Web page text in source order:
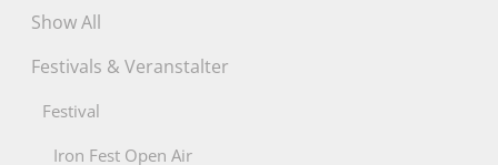
Show All
Festivals & Veranstalter
Festival
Iron Fest Open Air